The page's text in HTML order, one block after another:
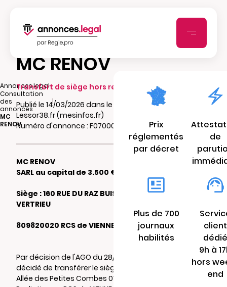
Annonces.legal
|
Consultation
des
annonces
|
MC
RENOV
MC RENOV
Transfert de siège hors ressort (départ)
Publié le 14/03/2026 dans le journal
Lessor38.fr (mesinfos.fr)
Numéro d'annonce : F0700049475vt
MC RENOV
SARL au capital de 3.500 €
Siège : 160 RUE DU RAZ BUISSON 38390
VERTRIEU
809820020 RCS de VIENNE
Par décision de l'AGO du 28/02/2026, il a été
décidé de transférer le siège social au 202
Allée des Petites Combes 01700 BEYNOST.
Prix
réglementés
par décret
de
Plus de 700
journaux
habilités
client
dédié
9h à
hors
end